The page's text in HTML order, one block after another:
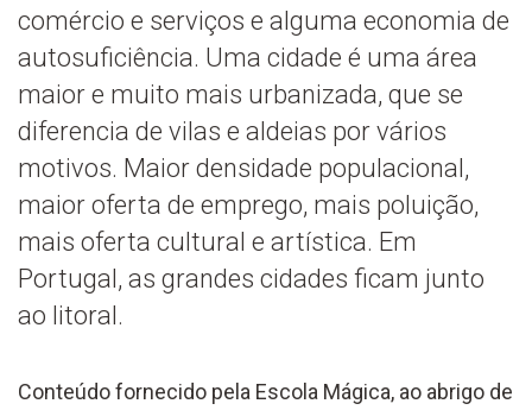
comércio e serviços e alguma economia de
autosuficiência. Uma cidade é uma área
maior e muito mais urbanizada, que se
diferencia de vilas e aldeias por vários
motivos. Maior densidade populacional,
maior oferta de emprego, mais poluição,
mais oferta cultural e artística. Em
Portugal, as grandes cidades ficam junto
ao litoral.
Conteúdo fornecido pela Escola Mágica, ao abrigo de